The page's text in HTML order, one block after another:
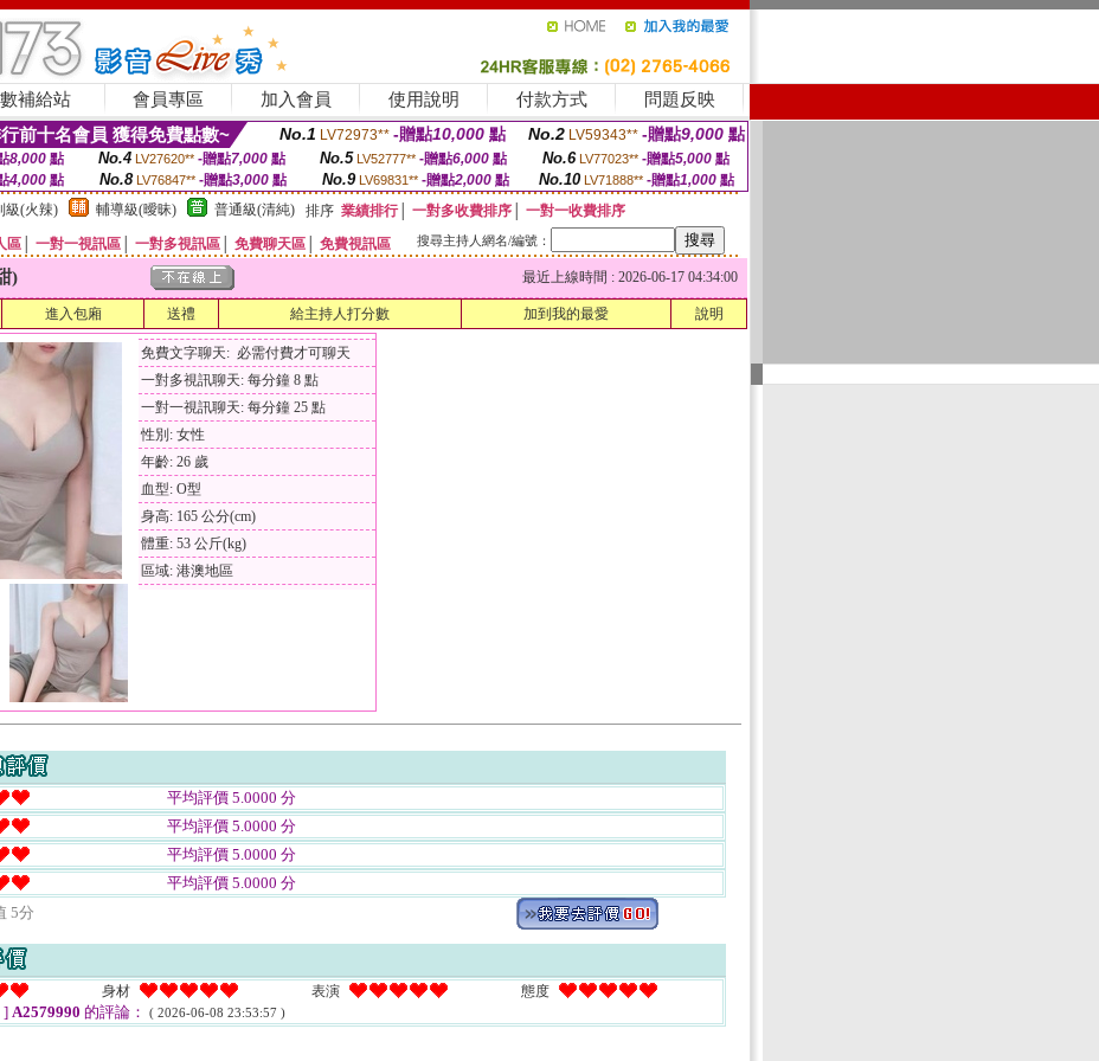
補給站 會員專區 加入會員 使用說明 付款方式 問題反映
前十名會員 獲得免費點數~ No.1 LV72973** -贈點10,000 點 No.2 LV59343** -贈點9,000 點
8,000點 No.4 LV27620** -贈點7,000點 No.5 LV52777** -贈點6,000點 No.6 LV77023** -贈點5,000點
4,000 點 No.8 LV76847** -贈點3,000 點 No.9 LV69831** -贈點2,000點 No.10 LV71888** -贈點1,000 點
級(火辣) 輔導級(曖昧) 普通級(清純) 排序 業績排行│ 一對多收費排序
一對一收費排序
區 一對一視訊區 一對多視訊區 免費聊天區 免費視訊區 搜尋主持人網名/編號：
) 最近上線時間 : 2026-06-17 04:34:00
進入包廂 送禮 給主持人打分數 加到我的最愛 說明
免費文字聊天: 必需付費才可聊天
一對多視訊聊天: 每分鐘 8 點
一對一視訊聊天: 每分鐘 25 點
性別: 女性
年齡: 26 歲
血型: O型
身高: 165 公分(cm)
體重: 53 公斤(kg)
區域: 港澳地區
平均評價 5.0000 分
平均評價 5.0000 分
平均評價 5.0000 分
平均評價 5.0000 分
5分
身材 表演 態度
]A2579990 的評論： ( 2026-06-08 23:53:57 )